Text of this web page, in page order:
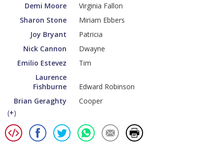
Demi Moore
Virginia Fallon
Sharon Stone
Miriam Ebbers
Joy Bryant
Patricia
Nick Cannon
Dwayne
Emilio Estevez
Tim
Laurence
Fishburne
Edward Robinson
Brian Geraghty
Cooper
(+)